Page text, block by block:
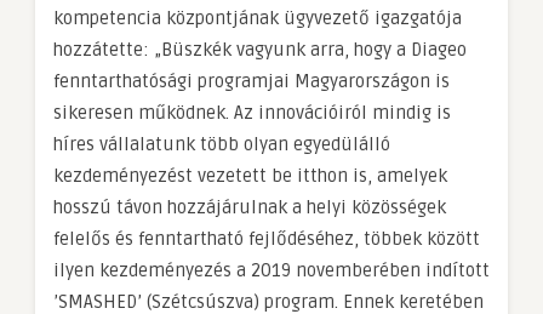
kompetencia központjának ügyvezető igazgatója
hozzátette: „Büszkék vagyunk arra, hogy a Diageo
fenntarthatósági programjai Magyarországon is
sikeresen működnek. Az innovációiról mindig is
híres vállalatunk több olyan egyedülálló
kezdeményezést vezetett be itthon is, amelyek
hosszú távon hozzájárulnak a helyi közösségek
felelős és fenntartható fejlődéséhez, többek között
ilyen kezdeményezés a 2019 novemberében indított
’SMASHED’ (Szétcsúszva) program. Ennek keretében